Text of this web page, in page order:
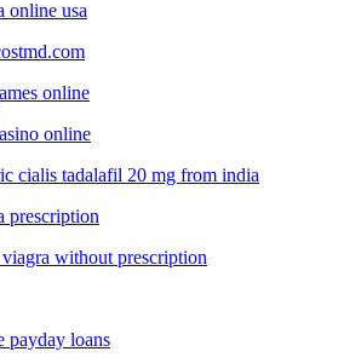
online usa
online
online
cialis tadalafil 20 mg from india
prescription
without prescription
payday loans